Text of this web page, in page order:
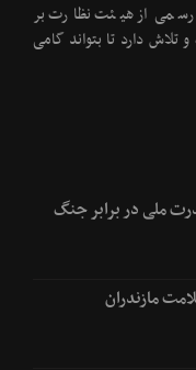
رسمی از هیئت نظارت بر
دارد تا بتواند گامی
ملی در برابر جنگ
مازندران